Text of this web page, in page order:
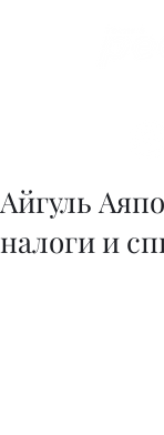
Айгуль
налоги и